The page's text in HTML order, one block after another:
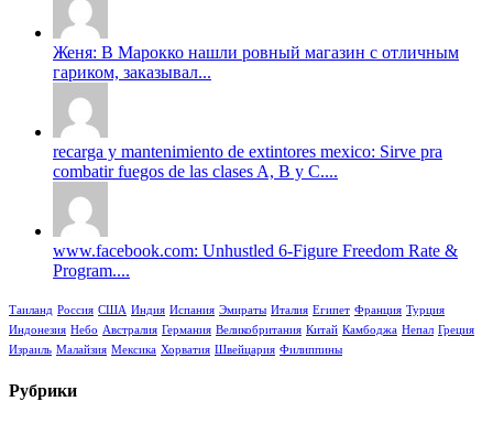
Женя: В Марокко нашли ровный магазин с отличным
гариком, заказывал...
recarga y mantenimiento de extintores mexico: Sirve pra
combatir fuegos de las clases A, B y C....
www.facebook.com: Unhustled 6-Figure Freedom Rate &
Program....
Таиланд Россия США Индия Испания Эмираты Италия Египет Франция Турция
Индонезия Небо Австралия Германия Великобритания Китай Камбоджа Непал Греция
Израиль Малайзия Мексика Хорватия Швейцария Филиппины
Рубрики